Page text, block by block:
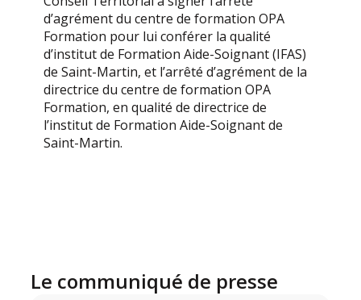
d’agrément du centre de formation OPA
Formation pour lui conférer la qualité
d’institut de Formation Aide-Soignant (IFAS)
de Saint-Martin, et l’arrêté d’agrément de la
directrice du centre de formation OPA
Formation, en qualité de directrice de
l’institut de Formation Aide-Soignant de
Saint-Martin.
Le communiqué de presse